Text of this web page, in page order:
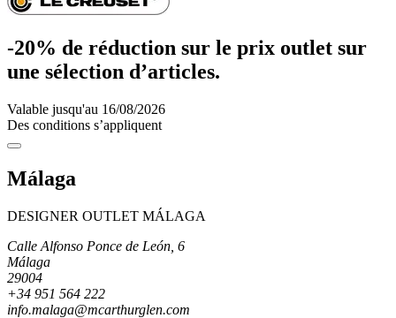
-20% de réduction sur le prix outlet sur
une sélection d’articles.
Valable jusqu'au 16/08/2026
Des conditions s’appliquent
Málaga
DESIGNER OUTLET MÁLAGA
Calle Alfonso Ponce de León, 6
Málaga
29004
+34 951 564 222
info.malaga@mcarthurglen.com